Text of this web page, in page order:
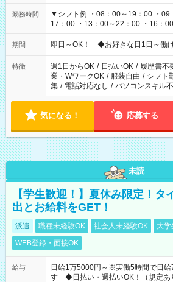
勤務時間
▼シフト例 ・08：00～19：00 ・09
17：00 ・13：00～22：00 ・16：00～21：00
仕事により勤務時間が異なります
期間 即日～OK！ ◆お好きな日1日～働
特徴 週1日からOK / 日払いOK / 履歴書不
業・WワークOK / 服装自由 / シフト
集 / 電話対応なし / パソコンスキル
気になる！ 応募する
未読
【学生歓迎！】夏休み限定！タ
出とお給料をGET！
派遣 職種未経験OK 社会人未経験OK 大学
WEB登録・面接OK
給与
日給1万5000円～※実働5時間で日給
す ◆日払い・週払いOK！（規定あ